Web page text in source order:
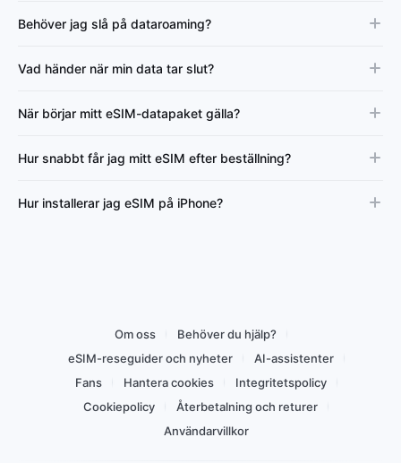
Behöver jag slå på dataroaming?
Vad händer när min data tar slut?
När börjar mitt eSIM-datapaket gälla?
Hur snabbt får jag mitt eSIM efter beställning?
Hur installerar jag eSIM på iPhone?
Om oss
Behöver du hjälp?
eSIM-reseguider och nyheter
AI-assistenter
Fans
Hantera cookies
Integritetspolicy
Cookiepolicy
Återbetalning och returer
Användarvillkor